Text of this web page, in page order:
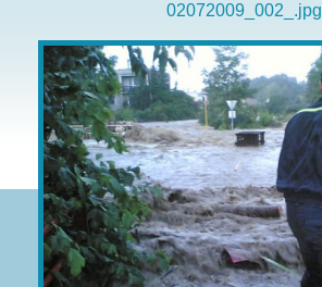
02072009_002_.jpg